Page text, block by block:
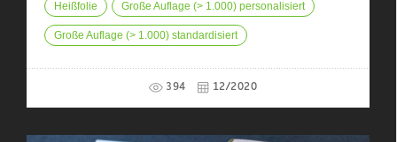
Heißfolie Große Auflage (> 1.000) personalisiert
Große Auflage (> 1.000) standardisiert
394 12/2020